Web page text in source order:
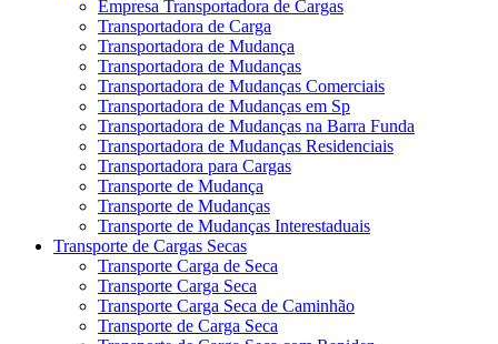
Empresa Transportadora de Cargas
Transportadora de Carga
Transportadora de Mudança
Transportadora de Mudanças
Transportadora de Mudanças Comerciais
Transportadora de Mudanças em Sp
Transportadora de Mudanças na Barra Funda
Transportadora de Mudanças Residenciais
Transportadora para Cargas
Transporte de Mudança
Transporte de Mudanças
Transporte de Mudanças Interestaduais
Transporte de Cargas Secas
Transporte Carga de Seca
Transporte Carga Seca
Transporte Carga Seca de Caminhão
Transporte de Carga Seca